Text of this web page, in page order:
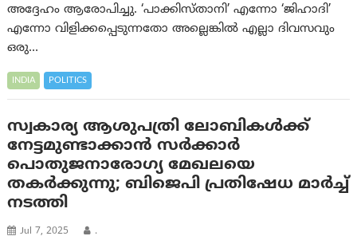
അദ്ദേഹം ആരോപിച്ചു. ‘പാക്കിസ്താനി’ എന്നോ ‘ജിഹാദി’
എന്നോ വിളിക്കപ്പെടുന്നതോ അല്ലെങ്കിൽ എല്ലാ ദിവസവും
ഒരു…
INDIA POLITICS
സ്വകാര്യ ആശുപത്രി ലോബികള്‍ക്ക്
നേട്ടമുണ്ടാക്കാന്‍ സര്‍ക്കാര്‍
പൊതുജനാരോഗ്യ മേഖലയെ
തകര്‍ക്കുന്നു; ബിജെപി പ്രതിഷേധ മാര്‍ച്ച്
നടത്തി
Jul 7, 2025 .